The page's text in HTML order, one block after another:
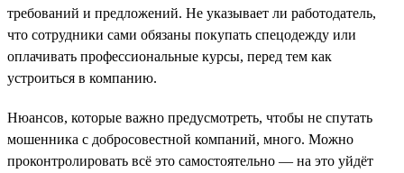
требований и предложений. Не указывает ли работодатель,
что сотрудники сами обязаны покупать спецодежду или
оплачивать профессиональные курсы, перед тем как
устроиться в компанию.
Нюансов, которые важно предусмотреть, чтобы не спутать
мошенника с добросовестной компаний, много. Можно
проконтролировать всё это самостоятельно — на это уйдёт